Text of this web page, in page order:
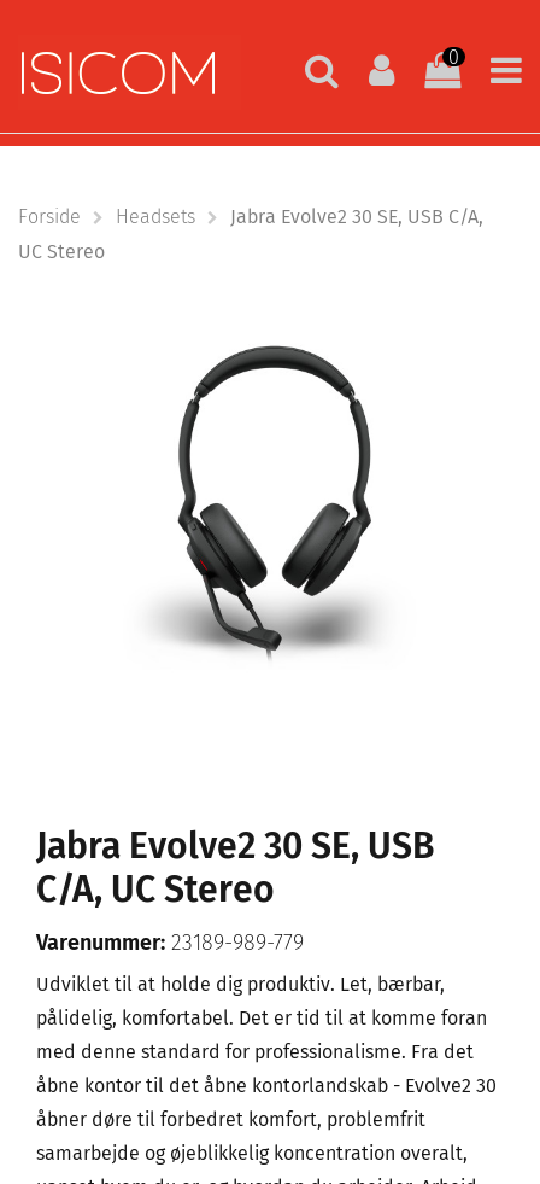
0
Forside Headsets
Jabra Evolve2 30 SE, USB C/A,
UC Stereo
Jabra Evolve2 30 SE, USB
C/A, UC Stereo
Varenummer: 23189-989-779
Udviklet til at holde dig produktiv. Let, bærbar,
pålidelig, komfortabel. Det er tid til at komme foran
med denne standard for professionalisme. Fra det
åbne kontor til det åbne kontorlandskab - Evolve2 30
åbner døre til forbedret komfort, problemfrit
samarbejde og øjeblikkelig koncentration overalt,